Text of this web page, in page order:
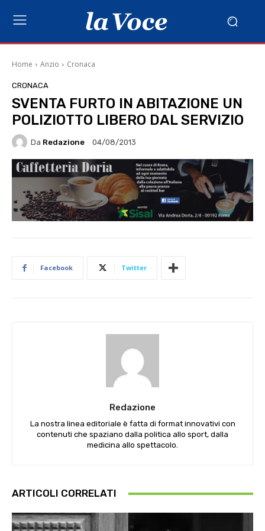
Home Anzio Cronaca
CRONACA
SVENTA FURTO IN ABITAZIONE UN
POLIZIOTTO LIBERO DAL SERVIZIO
Da Redazione 04/08/2013
Facebook Twitter
Redazione
La nostra linea editoriale è fatta di format innovativi con
contenuti che spaziano dalla politica allo sport, dalla
medicina allo spettacolo.
ARTICOLI CORRELATI